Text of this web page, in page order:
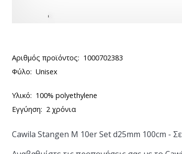
Αριθμός προϊόντος: 1000702383
Φύλο: Unisex
Υλικό: 100% polyethylene
Εγγύηση: 2 χρόνια
Cawila Stangen M 10er Set d25mm 100cm -